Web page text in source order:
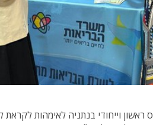
ראשון וייחודי בנתניה לאימהות